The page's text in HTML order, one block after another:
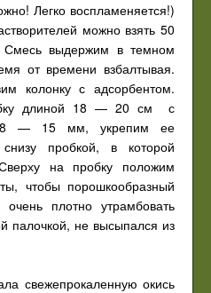
Легко воспламеняется!)
можно взять 50
Смесь выдержим в темном
от времени взбалтывая.
колонку с адсорбентом.
длиной 18 — 20 см с
8 — 15 мм, укрепим ее
пробкой, в которой
на пробку положим
чтобы порошкообразный
плотно утрамбовать
палочкой, не высыпался из
свежепрокаленную окись